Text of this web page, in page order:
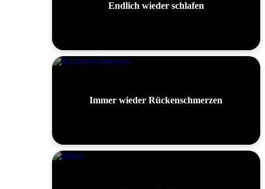
Endlich wieder schlafen
Immer wieder Rückenschmerzen